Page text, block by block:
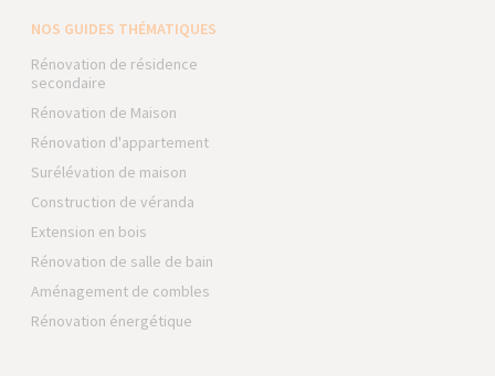
NOS GUIDES THÉMATIQUES
Rénovation de résidence
secondaire
Rénovation de Maison
Rénovation d'appartement
Surélévation de maison
Construction de véranda
Extension en bois
Rénovation de salle de bain
Aménagement de combles
Rénovation énergétique